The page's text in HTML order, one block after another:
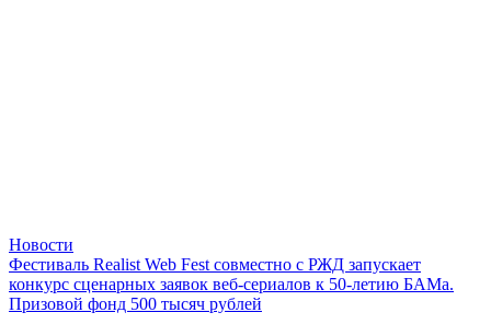
Новости
Фестиваль Realist Web Fest совместно с РЖД запускает
конкурс сценарных заявок веб-сериалов к 50-летию БАМа.
Призовой фонд 500 тысяч рублей